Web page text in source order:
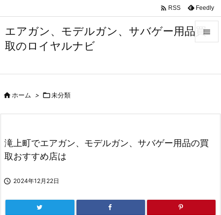
エアガン、モデルガン、サバゲー用品買
取のロイヤルナビ


前へ
次へ
 RSS Feedly
ホーム > 未分類
滝上町でエアガン、モデルガン、サバゲー用品の買
取おすすめ店は
 2024年12月22日